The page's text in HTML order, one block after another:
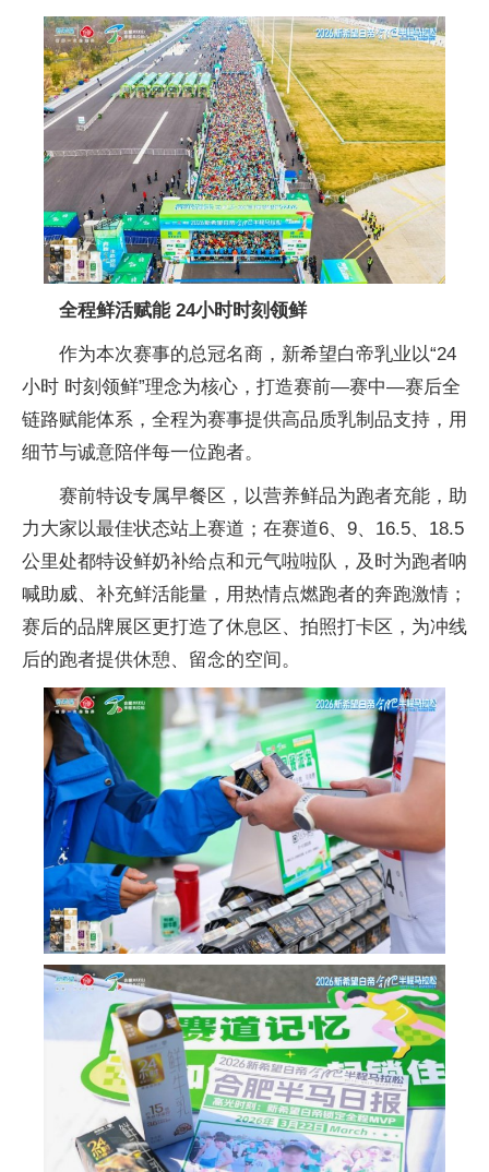
全程鲜活赋能 24小时时刻领鲜
作为本次赛事的总冠名商，新希望白帝乳业以“24
小时 时刻领鲜”理念为核心，打造赛前—赛中—赛后全
链路赋能体系，全程为赛事提供高品质乳制品支持，用
细节与诚意陪伴每一位跑者。
赛前特设专属早餐区，以营养鲜品为跑者充能，助
力大家以最佳状态站上赛道；在赛道6、9、16.5、18.5
公里处都特设鲜奶补给点和元气啦啦队，及时为跑者呐
喊助威、补充鲜活能量，用热情点燃跑者的奔跑激情；
赛后的品牌展区更打造了休息区、拍照打卡区，为冲线
后的跑者提供休憩、留念的空间。